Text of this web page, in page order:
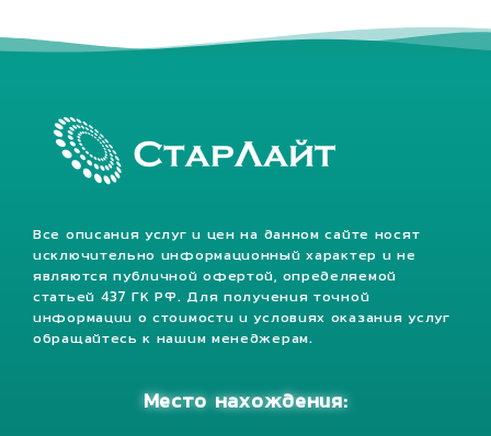
Все описания услуг и цен на данном сайте носят
исключительно информационный характер и не
являются публичной офертой, определяемой
статьей 437 ГК РФ. Для получения точной
информации о стоимости и условиях оказания услуг
обращайтесь к нашим менеджерам.
Место нахождения: